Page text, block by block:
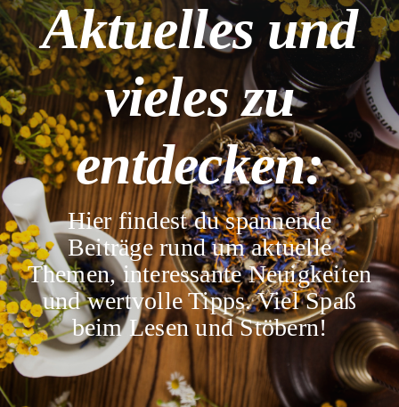
Aktuelles und
vieles zu
entdecken:
Hier findest du spannende
Beiträge rund um aktuelle
Themen, interessante Neuigkeiten
und wertvolle Tipps. Viel Spaß
beim Lesen und Stöbern!